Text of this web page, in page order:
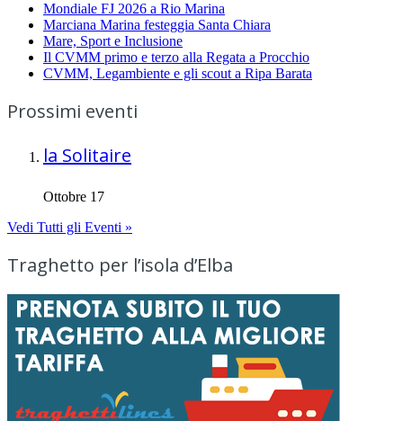
Mondiale FJ 2026 a Rio Marina
Marciana Marina festeggia Santa Chiara
Mare, Sport e Inclusione
Il CVMM primo e terzo alla Regata a Procchio
CVMM, Legambiente e gli scout a Ripa Barata
Prossimi eventi
la Solitaire
Ottobre 17
Vedi Tutti gli Eventi »
Traghetto per l’isola d’Elba